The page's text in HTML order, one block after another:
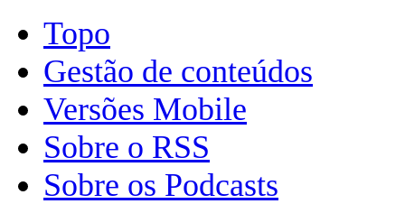
Topo
Gestão de conteúdos
Versões Mobile
Sobre o RSS
Sobre os Podcasts